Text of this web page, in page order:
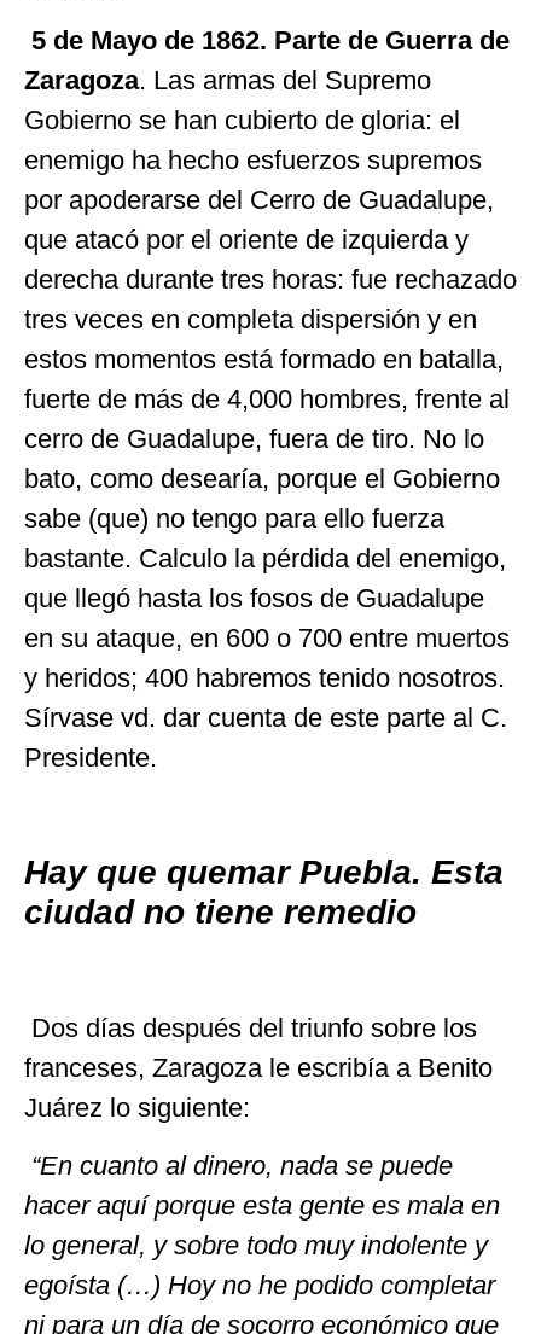
5 de Mayo de 1862. Parte de Guerra de
Zaragoza. Las armas del Supremo
Gobierno se han cubierto de gloria: el
enemigo ha hecho esfuerzos supremos
por apoderarse del Cerro de Guadalupe,
que atacó por el oriente de izquierda y
derecha durante tres horas: fue rechazado
tres veces en completa dispersión y en
estos momentos está formado en batalla,
fuerte de más de 4,000 hombres, frente al
cerro de Guadalupe, fuera de tiro. No lo
bato, como desearía, porque el Gobierno
sabe (que) no tengo para ello fuerza
bastante. Calculo la pérdida del enemigo,
que llegó hasta los fosos de Guadalupe
en su ataque, en 600 o 700 entre muertos
y heridos; 400 habremos tenido nosotros.
Sírvase vd. dar cuenta de este parte al C.
Presidente.
Hay que quemar Puebla. Esta
ciudad no tiene remedio
Dos días después del triunfo sobre los
franceses, Zaragoza le escribía a Benito
Juárez lo siguiente:
“En cuanto al dinero, nada se puede
hacer aquí porque esta gente es mala en
lo general, y sobre todo muy indolente y
egoísta (…) Hoy no he podido completar
ni para un día de socorro económico que